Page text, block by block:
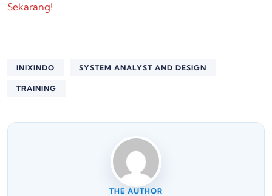
Sekarang!
INIXINDO SYSTEM ANALYST AND DESIGN
TRAINING
THE AUTHOR